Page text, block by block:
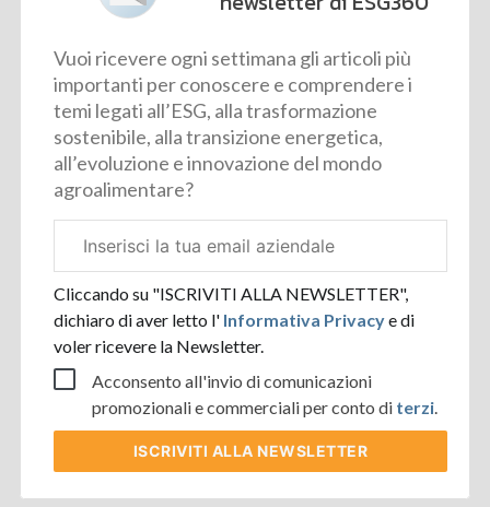
Vuoi ricevere ogni settimana gli articoli più
importanti per conoscere e comprendere i
temi legati all’ESG, alla trasformazione
sostenibile, alla transizione energetica,
all’evoluzione e innovazione del mondo
agroalimentare?
aziendale
Cliccando su "ISCRIVITI ALLA NEWSLETTER",
dichiaro di aver letto l' Informativa Privacye di
voler ricevere la Newsletter.
Acconsento all'invio di comunicazioni
promozionali e commerciali per conto di terzi
ISCRIVITI ALLA NEWSLETTER